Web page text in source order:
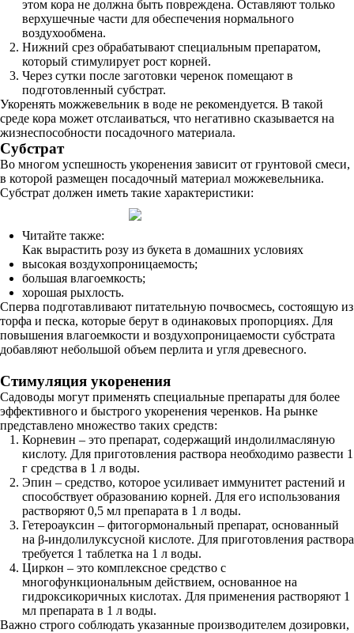
этом кора не должна быть повреждена. Оставляют только
верхушечные части для обеспечения нормального
воздухообмена.
Нижний срез обрабатывают специальным препаратом,
который стимулирует рост корней.
Через сутки после заготовки черенок помещают в
подготовленный субстрат.
Укоренять можжевельник в воде не рекомендуется. В такой
среде кора может отслаиваться, что негативно сказывается на
жизнеспособности посадочного материала.
Субстрат
Во многом успешность укоренения зависит от грунтовой смеси,
в которой размещен посадочный материал можжевельника.
Субстрат должен иметь такие характеристики:
Читайте также:
Как вырастить розу из букета в домашних условиях
высокая воздухопроницаемость;
большая влагоемкость;
хорошая рыхлость.
Сперва подготавливают питательную почвосмесь, состоящую из
торфа и песка, которые берут в одинаковых пропорциях. Для
повышения влагоемкости и воздухопроницаемости субстрата
добавляют небольшой объем перлита и угля древесного.
Стимуляция укоренения
Садоводы могут применять специальные препараты для более
эффективного и быстрого укоренения черенков. На рынке
представлено множество таких средств:
Корневин – это препарат, содержащий индолилмасляную
кислоту. Для приготовления раствора необходимо развести 1
г средства в 1 л воды.
Эпин – средство, которое усиливает иммунитет растений и
способствует образованию корней. Для его использования
растворяют 0,5 мл препарата в 1 л воды.
Гетероауксин – фитогормональный препарат, основанный
на β-индолилуксусной кислоте. Для приготовления раствора
требуется 1 таблетка на 1 л воды.
Циркон – это комплексное средство с
многофункциональным действием, основанное на
гидроксикоричных кислотах. Для применения растворяют 1
мл препарата в 1 л воды.
Важно строго соблюдать указанные производителем дозировки,